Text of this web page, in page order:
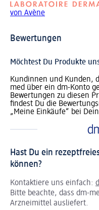
von Avène
Bewertungen
Möchtest Du Produkte
Kundinnen und Kunden,
med über ein dm-Konto
Bewertungen zu diesen
findest Du die
„Meine Einkäufe“ bei
Hast Du ein
können?
Kontaktiere uns einfach:
Bitte beachte, dass dm-
Arzneimittel ausliefert.